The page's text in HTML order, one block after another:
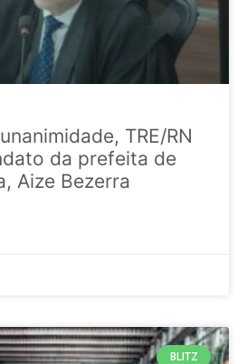
TRE/RN
da prefeita de
Aize Bezerra
BLITZ